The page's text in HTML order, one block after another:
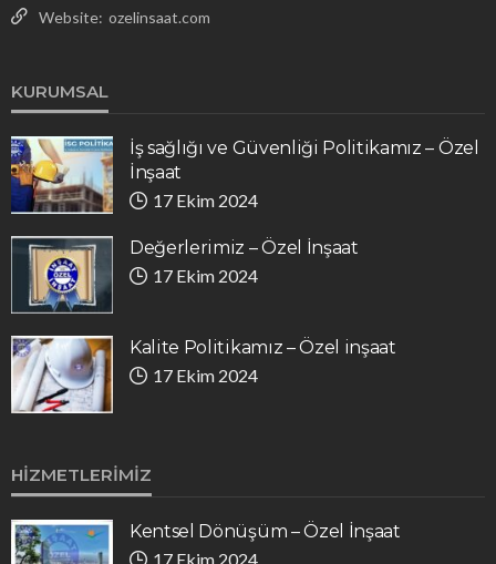
Website: ozelinsaat.com
KURUMSAL
İş sağlığı ve Güvenliği Politikamız – Özel
İnşaat
17 Ekim 2024
Değerlerimiz – Özel İnşaat
17 Ekim 2024
Kalite Politikamız – Özel inşaat
17 Ekim 2024
HIZMETLERIMIZ
Kentsel Dönüşüm – Özel İnşaat
17 Ekim 2024